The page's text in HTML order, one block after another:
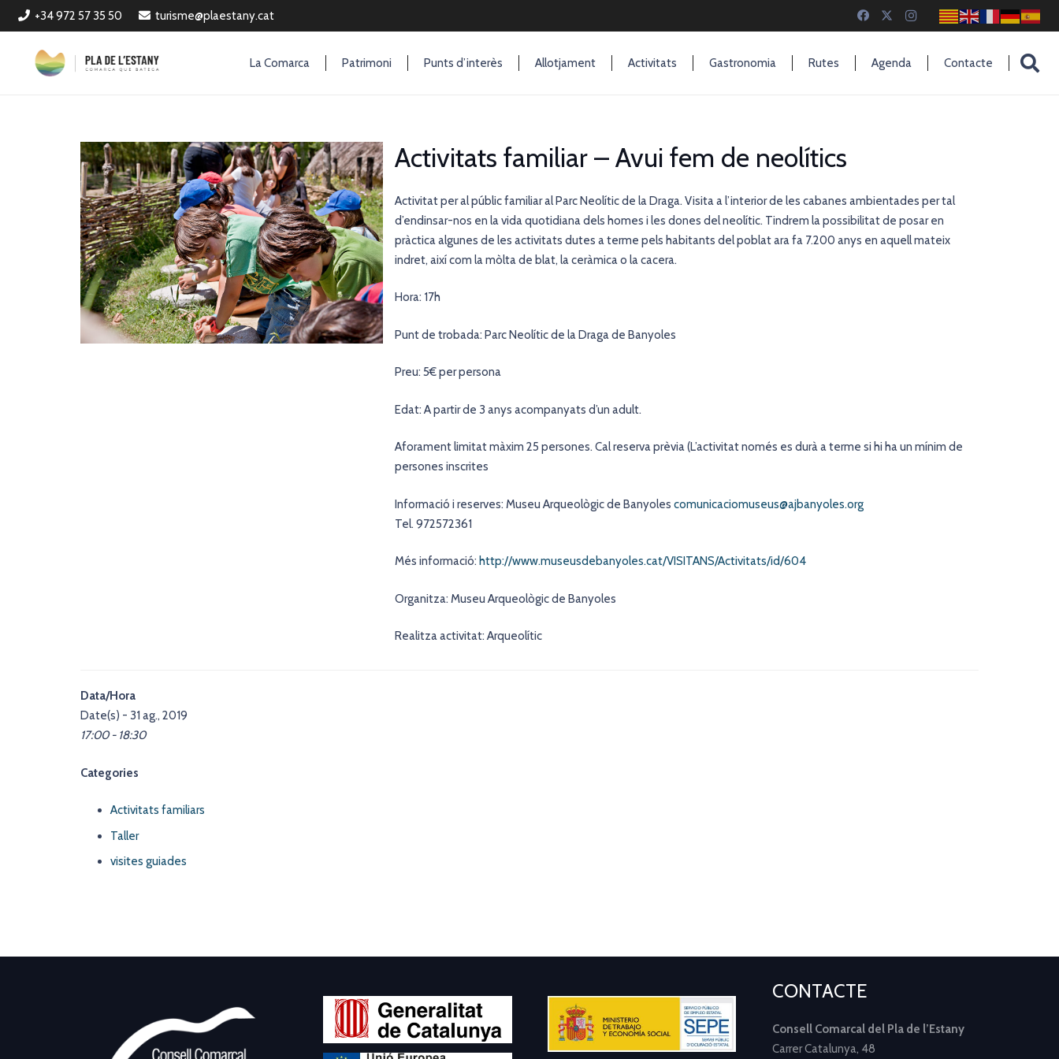
+34 972 57 35 50 turisme@plaestany.cat
La Comarca Patrimoni Punts d’interès Allotjament Activitats Gastronomia Rutes Agenda Contacte
Activitats familiar – Avui fem de neolítics
Activitat per al públic familiar al Parc Neolític de la Draga. Visita a l’interior de les cabanes ambientades per tal
d’endinsar-nos en la vida quotidiana dels homes i les dones del neolític. Tindrem la possibilitat de posar en
pràctica algunes de les activitats dutes a terme pels habitants del poblat ara fa 7.200 anys en aquell mateix
indret, així com la mòlta de blat, la ceràmica o la cacera.
Hora: 17h
Punt de trobada: Parc Neolític de la Draga de Banyoles
Preu: 5€ per persona
Edat: A partir de 3 anys acompanyats d’un adult.
Aforament limitat màxim 25 persones. Cal reserva prèvia (L’activitat només es durà a terme si hi ha un mínim de
persones inscrites
Informació i reserves: Museu Arqueològic de Banyoles comunicaciomuseus@ajbanyoles.org
Tel. 972572361
Més informació: http://www.museusdebanyoles.cat/VISITANS/Activitats/id/604
Organitza: Museu Arqueològic de Banyoles
Realitza activitat: Arqueolític
Data/Hora
Date(s) - 31 ag., 2019
17:00 - 18:30
Categories
Activitats familiars
Taller
visites guiades
CONTACTE
Consell Comarcal del Pla de l’Estany
Carrer Catalunya, 48